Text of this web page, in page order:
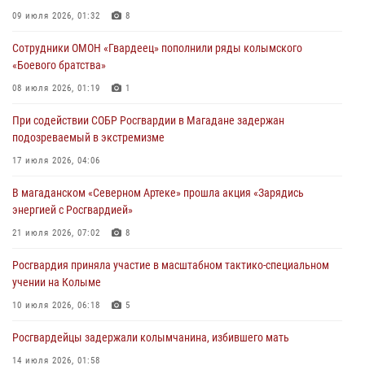
«Каникулы с Росгвардией» продолжаются на Колыме
Начальник Главного штаба – первый заместитель директора
Росгвардии Герой России генерал-полковник Сергей Бойко
15 июля 2026, 06:21
Кинологический тандем из Магадана завоевал бронзу на
09 июля 2026, 01:32 8
Сотрудники ОМОН «Гвардеец» пополнили ряды колымского
«Боевого братства»
08 июля 2026, 01:19 1
При содействии СОБР Росгвардии в Магадане задержан
подозреваемый в экстремизме
17 июля 2026, 04:06
В магаданском «Северном Артеке» прошла акция «Зарядись
энергией с Росгвардией»
21 июля 2026, 07:02 8
Росгвардия приняла участие в масштабном тактико-специальном
учении на Колыме
10 июля 2026, 06:18 5
Росгвардейцы задержали колымчанина, избившего мать
14 июля 2026, 01:58